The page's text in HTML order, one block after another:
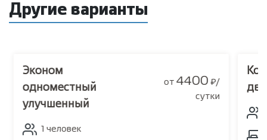
Другие варианты
Эконом
одноместный
улучшенный
от 4400 ₽/
сутки
1 человек